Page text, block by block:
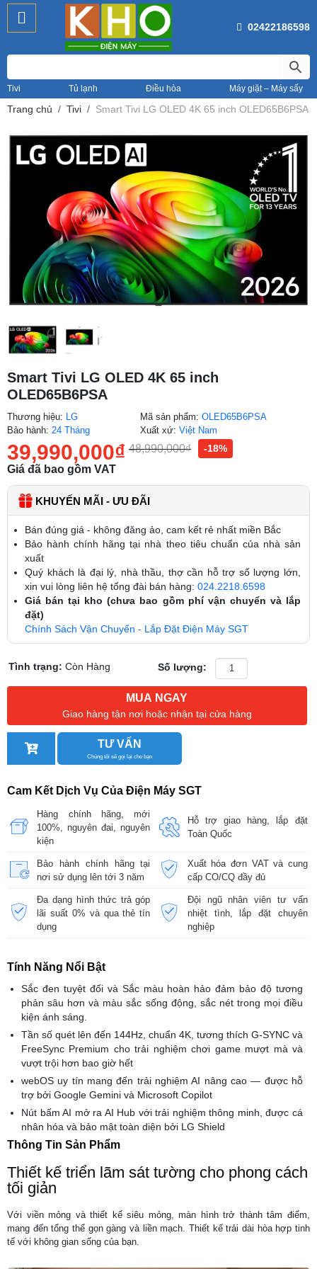
02422186598
Tivi Tủ lạnh Điều hòa Máy giặt – Máy sấy
Trang chủ Tivi Smart Tivi LG OLED 4K 65 inch OLED65B6PSA
Smart Tivi LG OLED 4K 65 inch
OLED65B6PSA
Thương hiệu:
LG
Bảo hành: 24 Tháng
Mã sản phẩm:OLED65B6PSA
Xuất xứ:Việt Nam
39,990,000₫ 48,990,000₫ -18%
Giá đã bao gồm VAT
KHUYẾN MÃI - ƯU ĐÃI
Bán đúng giá - không đăng ảo, cam kết rẻ nhất miền Bắc
Bảo hành chính hãng tại nhà theo tiêu chuẩn của nhà sản
xuất
Quý khách là đại lý, nhà thầu, thợ cần hỗ trợ số lượng lớn,
xin vui lòng liên hệ tổng đài bán hàng: 024.2218.6598
Giá bán tại kho (chưa bao gồm phí vận chuyển và lắp
đặt)
Chính Sách Vận Chuyển - Lắp Đặt Điện Máy SGT
Tình trạng:Còn Hàng Số lượng:
MUA NGAY
Giao hàng tận nơi hoặc nhận tại cửa hàng
TƯ VẤN
Chúng tôi sẽ gọi lại cho bạn
Cam Kết Dịch Vụ Của Điện Máy SGT
Hàng chính hãng, mới
100%, nguyên đai, nguyên
kiện
Hỗ trợ giao hàng, lắp đặt
Toàn Quốc
Bảo hành chính hãng tại
nơi sử dụng lên tới 3 năm
Xuất hóa đơn VAT và cung
cấp CO/CQ đầy đủ
Đa dạng hình thức trả góp
lãi suất 0% và qua thẻ tín
dụng
Đội ngũ nhân viên tư vấn
nhiệt tình, lắp đặt chuyên
nghiệp
Tính Năng Nổi Bật
Sắc đen tuyệt đối và Sắc màu hoàn hảo đảm bảo độ tương
phản sâu hơn và màu sắc sống động, sắc nét trong mọi điều
kiện ánh sáng.
Tần số quét lên đến 144Hz, chuẩn 4K, tương thích G-SYNC và
FreeSync Premium cho trải nghiệm chơi game mượt mà và
vượt trội hơn bao giờ hết
webOS uy tín mang đến trải nghiệm AI nâng cao — được hỗ
trợ bởi Google Gemini và Microsoft Copilot
Nút bấm AI mở ra AI Hub với trải nghiệm thông minh, được cá
nhân hóa và bảo mật toàn diện bởi LG Shield
Thông Tin Sản Phẩm
Thiết kế triển lãm sát tường cho phong cách
tối giản
Với viền mỏng và thiết kế siêu mỏng, màn hình trở thành tâm điểm,
mang đến tổng thể gọn gàng và liền mạch. Thiết kế trải dài hòa hợp tinh
tế với không gian sống của bạn.